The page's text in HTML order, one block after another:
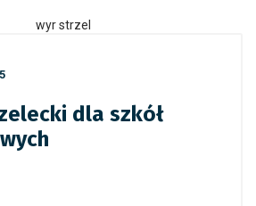
dla szkół